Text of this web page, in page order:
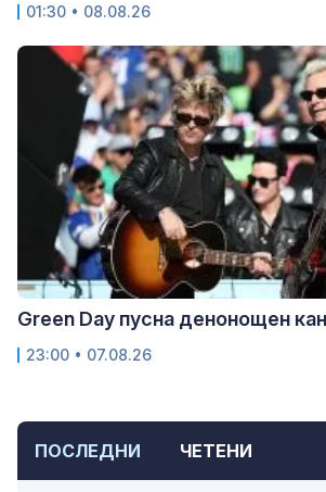
ПОСЛЕДНИ ЧЕТЕНИ
01:30 • 08.08.26
Green Day пусна денонощен
23:00 • 07.08.26